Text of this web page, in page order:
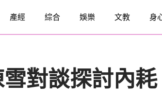
產經 綜合 娛樂 文教 身
對談探討內